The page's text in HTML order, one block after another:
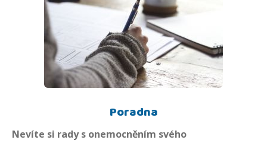
Poradna
Nevíte si rady s onemocněním svého